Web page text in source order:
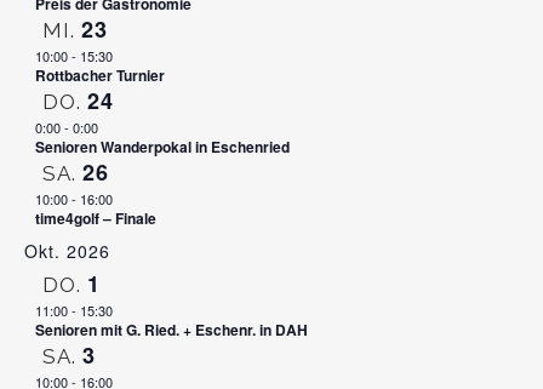
MI. 23
10:00- 15:30
Rottbacher Turnier
DO. 24
0:00- 0:00
Senioren Wanderpokal in Eschenried
SA. 26
10:00- 16:00
time4golf – Finale
Okt. 2026
DO. 1
11:00- 15:30
Senioren mit G. Ried. + Eschenr. in DAH
SA. 3
10:00- 16:00